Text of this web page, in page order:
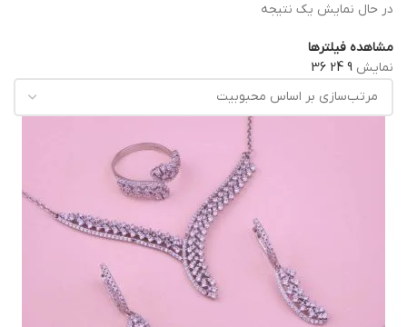
در حال نمایش یک نتیجه
مشاهده فیلترها
نمایش 9
24
36